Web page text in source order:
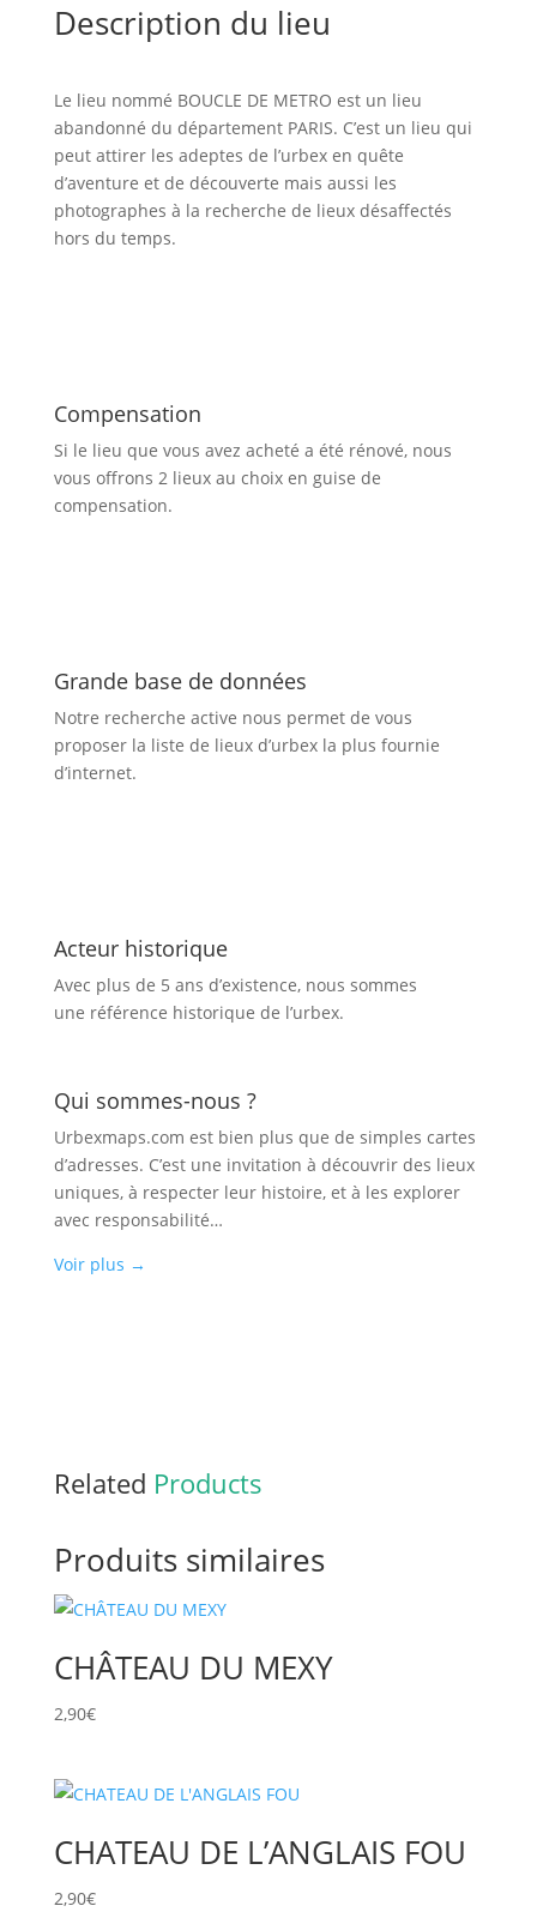
Description du lieu
Le lieu nommé BOUCLE DE METRO est un lieu
abandonné du département PARIS. C’est un lieu qui
peut attirer les adeptes de l’urbex en quête
d’aventure et de découverte mais aussi les
photographes à la recherche de lieux désaffectés
hors du temps.
Compensation
Si le lieu que vous avez acheté a été rénové, nous
vous offrons 2 lieux au choix en guise de
compensation.
Grande base de données
Notre recherche active nous permet de vous
proposer la liste de lieux d’urbexla plus fournie
d’internet.
Acteur historique
Avec plus de 5 ans d’existence, nous sommes
une référence historique de l’urbex.
Qui sommes-nous ?
Urbexmaps.com est bien plus que de simples cartes
d’adresses. C’est une invitation à découvrir des lieux
uniques, à respecter leur histoire, et à les explorer
avec responsabilité…
Voir plus →
Related Products
Produits similaires
CHÂTEAU DU MEXY
2,90€
CHATEAU DE L’ANGLAIS FOU
2,90€